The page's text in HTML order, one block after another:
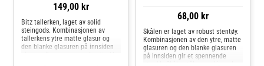
149,00 kr
Bitz tallerken, laget av solid
steingods. Kombinasjonen av
tallerkens ytre matte glasur og
den blanke glasuren på innsiden
68,00 kr
Skålen er laget av robust stentøy.
Kombinasjonen av den ytre, matte
glasuren og den blanke glasuren
på innsiden gir et spennende